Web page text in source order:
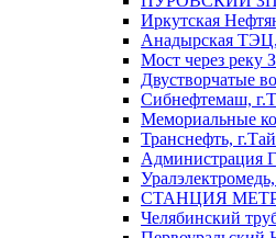
Иркутская
Анадырская
Мост через реку
Двустворчатые
Сибнефтемаш,
Мемориальные
Транснефть,
Администрация
СТАНЦИЯ
Челябинский